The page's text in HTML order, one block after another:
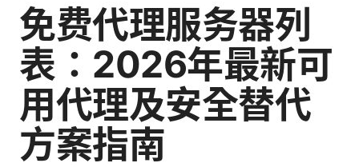
免费代理服务器列
表：2026年最新可
用代理及安全替代
方案指南